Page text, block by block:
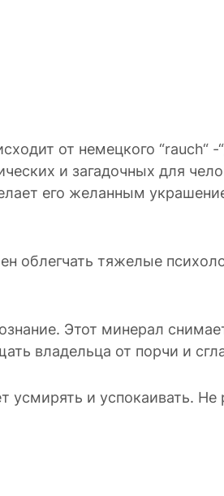
от немецкого “rauch“
и загадочных для
его желанным
облегчать тяжелые
Этот минерал
владельца от порчи и
и успокаивать. Не